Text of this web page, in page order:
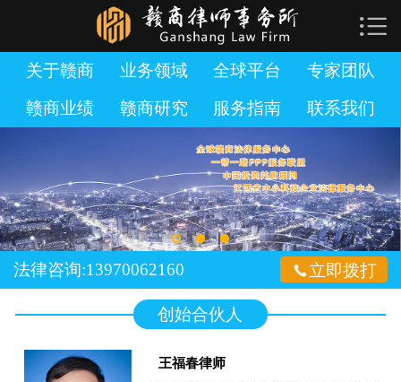
 网站首页
关于赣商
业务领域
全球平台
专家团队
赣商业绩
赣商研究

关于赣商 业务领域 全球平台
专家团队
赣商业绩
赣商研究 服务指南 联系我们
立即拨打
法律咨询:13970062160
创始合伙人
王福春律师